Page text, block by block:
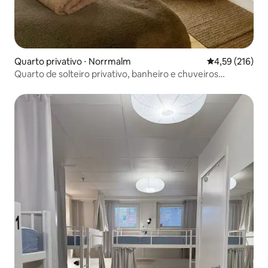
Quarto privativo ⋅ Norrmalm 4,59 de uma
4,59 (216)
Quarto de solteiro privativo, banheiro e chuveiros